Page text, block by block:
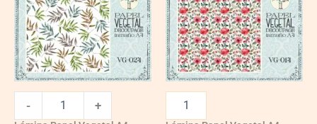
- +